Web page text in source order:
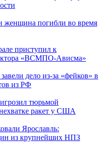
женщина погибли во время
приступил к
«ВСМПО-Ависма»
дело из-за «фейков» в
из РФ
тюрьмой
ракет у США
Ярославль:
из крупнейших НПЗ